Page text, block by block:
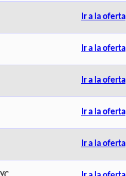
Ir a la oferta
Ir a la oferta
Ir a la oferta
Ir a la oferta
Ir a la oferta